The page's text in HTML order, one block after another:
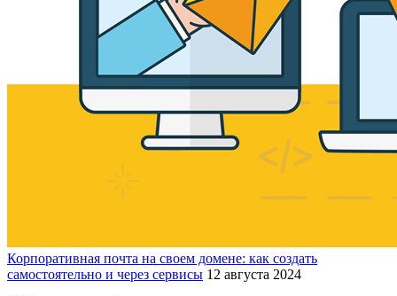
Корпоративная почта на своем домене: как создать
самостоятельно и через сервисы 12 августа 2024